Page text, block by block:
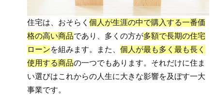
住宅は、おそらく 個人が生涯の中で購入する一番価
格の高い商品であり、多くの方が多額で長期の住宅
ローンを組みます。また、 個人が最も多く最も長く
使用する商品の一つでもあります。それだけに住ま
い選びはこれからの人生に大きな影響を及ぼす一大
事業です。